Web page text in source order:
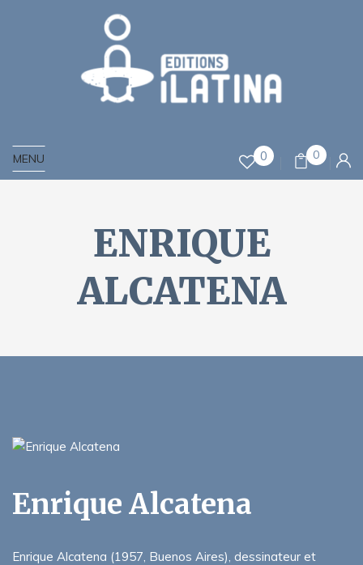
MENU 0 0
ENRIQUE
ALCATENA
Enrique Alcatena
Enrique Alcatena (1957, Buenos Aires), dessinateur et